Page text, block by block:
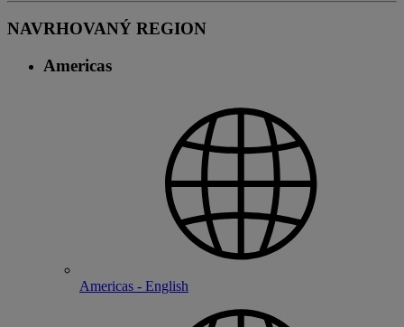
NAVRHOVANÝ REGION
Americas
Americas - English